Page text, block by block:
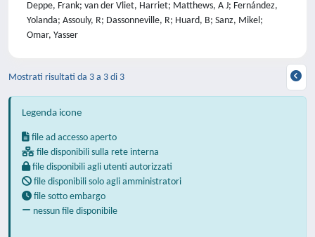
Deppe, Frank; van der Vliet, Harriet; Matthews, A J; Fernández,
Yolanda; Assouly, R; Dassonneville, R; Huard, B; Sanz, Mikel;
Omar, Yasser
Mostrati risultati da 3 a 3 di 3
Legenda icone
file ad accesso aperto
file disponibili sulla rete interna
file disponibili agli utenti autorizzati
file disponibili solo agli amministratori
file sotto embargo
nessun file disponibile